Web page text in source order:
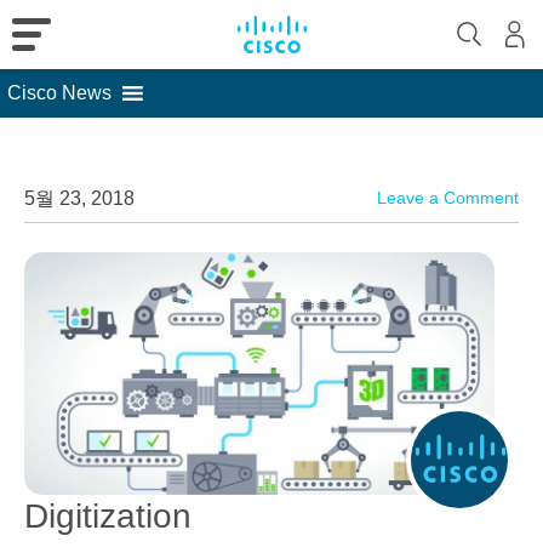
Cisco News
5월 23, 2018 Leave a Comment
Digitization